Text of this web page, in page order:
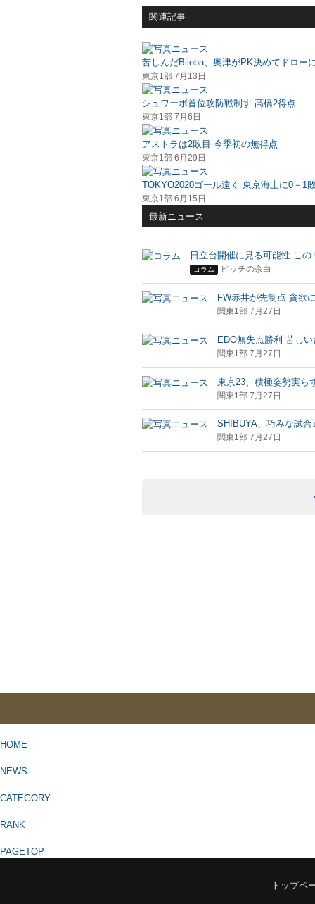
関連記事
苦しんだBiloba、奥津がPK決めてドロー
東京1部 7月13日
シュワーボ首位攻防戦制す 髙橋2得点
東京1部 7月6日
アストラは2敗目 今季初の無得点
東京1部 6月29日
TOKYO2020ゴール遠く 東京海上に0－1
東京1部 6月15日
最新ニュース
日立台開催に見る可能性 こ
コラム ピッチの余白
FW赤井が先制点 貪欲
関東1部 7月27日
EDO無失点勝利 苦し
関東1部 7月27日
東京23、積極姿勢実ら
関東1部 7月27日
SHIBUYA、巧みな試
関東1部 7月27日
HOME
NEWS
CATEGORY
RANK
PAGETOP
トップペ